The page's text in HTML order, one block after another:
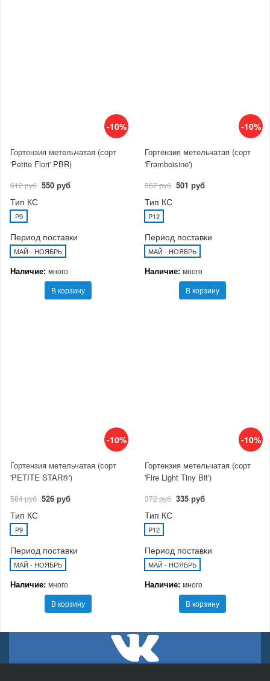
-10%
Гортензия метельчатая (сорт
'Petite Flori' PBR)
612 руб 550 руб
Тип КС
P9
Период поставки
МАЙ - НОЯБРЬ
Наличие: много
В корзину
-10%
Гортензия метельчатая (сорт
'Framboisine')
557 руб 501 руб
Тип КС
P12
Период поставки
МАЙ - НОЯБРЬ
Наличие: много
В корзину
-10%
Гортензия метельчатая (сорт
'PETITE STAR®')
584 руб 526 руб
Тип КС
P9
Период поставки
МАЙ - НОЯБРЬ
Наличие: много
В корзину
-10%
Гортензия метельчатая (сорт
'Fire Light Tiny Bit')
372 руб 335 руб
Тип КС
P12
Период поставки
МАЙ - НОЯБРЬ
Наличие: много
В корзину